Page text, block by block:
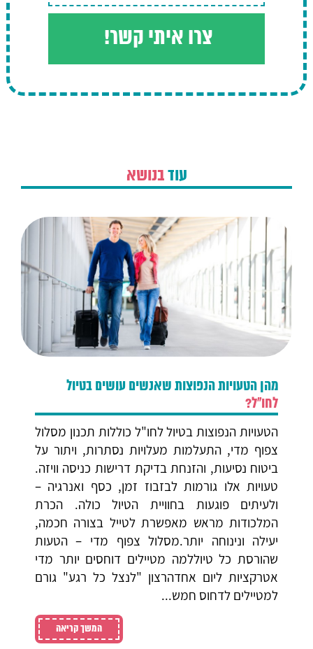
עודבנושא
מהן הטעויות הנפוצות שאנשים עושים בטיול
לחו"ל?
הטעויות הנפוצות בטיול לחו"ל כוללות תכנון מסלול
צפוף מדי, התעלמות מעלויות נסתרות, ויתור על
ביטוח נסיעות, והזנחת בדיקת דרישות כניסה וויזה.
טעויות אלו גורמות לבזבוז זמן, כסף ואנרגיה –
ולעיתים פוגעות בחוויית הטיול כולה. הכרת
המלכודות מראש מאפשרת לטייל בצורה חכמה,
יעילה ונינוחה יותר.מסלול צפוף מדי – הטעות
שהורסת כל טיוללמה מטיילים דוחסים יותר מדי
אטרקציות ליום אחדהרצון "לנצל כל רגע" גורם
למטיילים לדחוס חמש...
המשך קריאה